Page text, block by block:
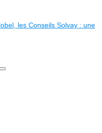
les Conseils Solvay : une